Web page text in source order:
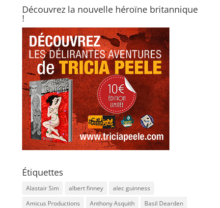
Découvrez la nouvelle héroïne britannique
!
Étiquettes
Alastair Sim albert finney
alec guinness
Amicus Productions
Anthony Asquith
Basil Dearden